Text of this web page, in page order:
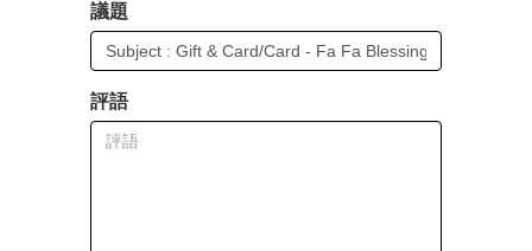
議題
評語